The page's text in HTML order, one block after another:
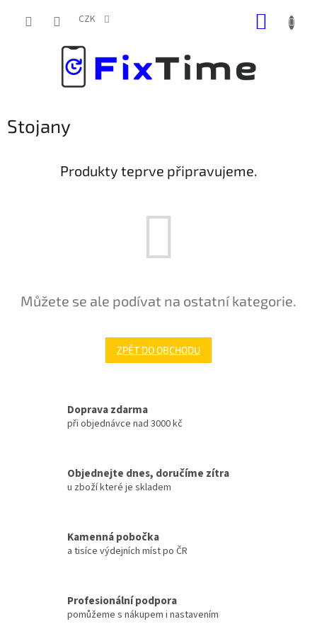
CZK
Stojany
Produkty teprve připravujeme.
Můžete se ale podívat na ostatní kategorie.
ZPĚT DO OBCHODU
Doprava zdarma
při objednávce nad 3000 kč
Objednejte dnes, doručíme zítra
u zboží které je skladem
Kamenná pobočka
a tisíce výdejních míst po ČR
Profesionální podpora
pomůžeme s nákupem i nastavením